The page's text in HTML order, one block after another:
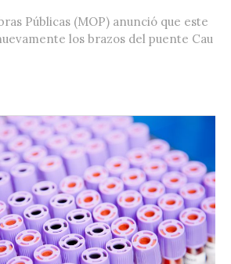
Públicas (MOP) anunció que este
los brazos del puente Cau